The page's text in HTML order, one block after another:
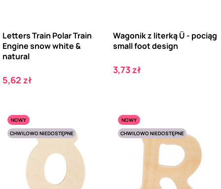
Letters Train Polar Train
Engine snow white &
natural
Cena
5,62 zł
Wagonik z literką Ü - pociąg
small foot design
Cena
3,73 zł
NOWY
CHWILOWO NIEDOSTĘPNE
NOWY
CHWILOWO NIEDOSTĘPNE